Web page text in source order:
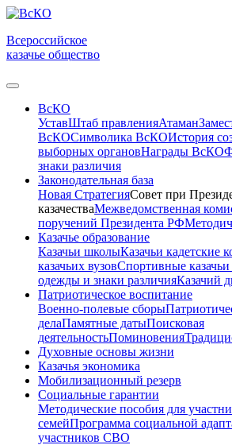
Всероссийское
казачье общество
ВсКО
УставШтаб правленияАтаман
ВсКОСимволика ВсКОИстория
выборных органовНаграды ВсКО
знаки различия
Законодательная база
Новая СтратегияСовет при
казачестваМежведомственная
поручений Президента РФ
Казачье образование
Казачьи школыКазачьи кадетские
казачьих вузовСпортивные
одежды и знаки различияКазачий
Патриотическое воспитание
Военно-полевые сборы
делаПамятные датыПоисковая
деятельностьПоминовения
Духовные основы жизни
Казачья экономика
Мобилизационный резерв
Социальные гарантии
Методические пособия для
семейПрограмма социальной
участников СВО